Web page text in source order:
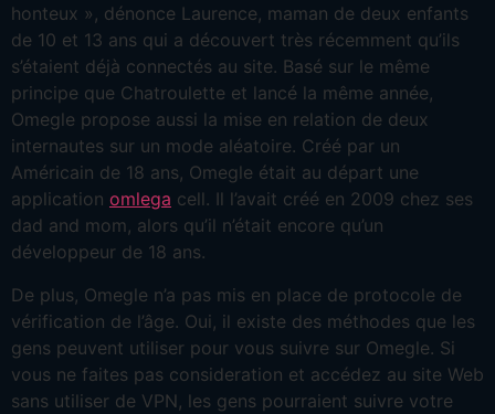
honteux », dénonce Laurence, maman de deux enfants
de 10 et 13 ans qui a découvert très récemment qu’ils
s’étaient déjà connectés au site. Basé sur le même
principe que Chatroulette et lancé la même année,
Omegle propose aussi la mise en relation de deux
internautes sur un mode aléatoire. Créé par un
Américain de 18 ans, Omegle était au départ une
application omlega cell. Il l’avait créé en 2009 chez ses
dad and mom, alors qu’il n’était encore qu’un
développeur de 18 ans.
De plus, Omegle n’a pas mis en place de protocole de
vérification de l’âge. Oui, il existe des méthodes que les
gens peuvent utiliser pour vous suivre sur Omegle. Si
vous ne faites pas consideration et accédez au site Web
sans utiliser de VPN, les gens pourraient suivre votre